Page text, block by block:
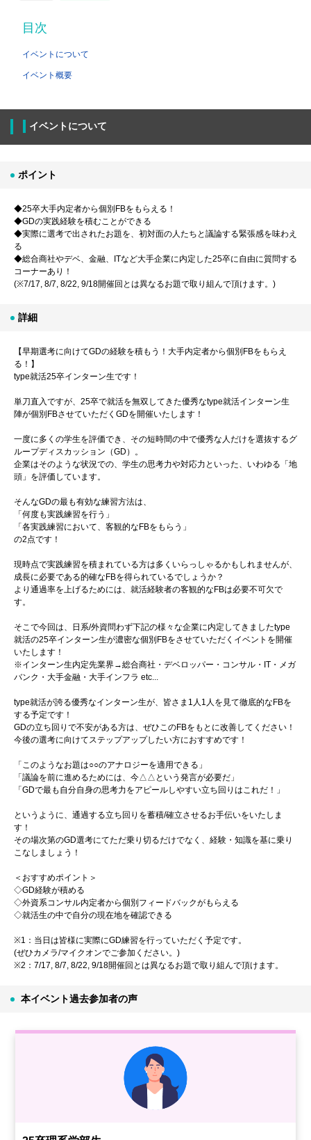
目次
イベントについて
イベント概要
イベントについて
ポイント
◆25卒大手内定者から個別FBをもらえる！
◆GDの実践経験を積むことができる
◆実際に選考で出されたお題を、初対面の人たちと議論する緊張感を味わえ
る
◆総合商社やデベ、金融、ITなど大手企業に内定した25卒に自由に質問する
コーナーあり！
(※7/17, 8/7, 8/22, 9/18開催回とは異なるお題で取り組んで頂けます。)
詳細
【早期選考に向けてGDの経験を積もう！大手内定者から個別FBをもらえ
る！】
type就活25卒インターン生です！
単刀直入ですが、25卒で就活を無双してきた優秀なtype就活インターン生
陣が個別FBさせていただくGDを開催いたします！
一度に多くの学生を評価でき、その短時間の中で優秀な人だけを選抜するグ
ループディスカッション（GD）。
企業はそのような状況での、学生の思考力や対応力といった、いわゆる「地
頭」を評価しています。
そんなGDの最も有効な練習方法は、
「何度も実践練習を行う」
「各実践練習において、客観的なFBをもらう」
の2点です！
現時点で実践練習を積まれている方は多くいらっしゃるかもしれませんが、
成長に必要である的確なFBを得られているでしょうか？
より通過率を上げるためには、就活経験者の客観的なFBは必要不可欠で
す。
そこで今回は、日系/外資問わず下記の様々な企業に内定してきましたtype
就活の25卒インターン生が濃密な個別FBをさせていただくイベントを開催
いたします！
※インターン生内定先業界→総合商社・デベロッパー・コンサル・IT・メガ
バンク・大手金融・大手インフラ etc...
type就活が誇る優秀なインターン生が、皆さま1人1人を見て徹底的なFBを
する予定です！
GDの立ち回りで不安がある方は、ぜひこのFBをもとに改善してください！
今後の選考に向けてステップアップしたい方におすすめです！
「このようなお題は○○のアナロジーを適用できる」
「議論を前に進めるためには、今△△という発言が必要だ」
「GDで最も自分自身の思考力をアピールしやすい立ち回りはこれだ！」
というように、通過する立ち回りを蓄積/確立させるお手伝いをいたしま
す！
その場次第のGD選考にてただ乗り切るだけでなく、経験・知識を基に乗り
こなしましょう！
＜おすすめポイント＞
◇GD経験が積める
◇外資系コンサル内定者から個別フィードバックがもらえる
◇就活生の中で自分の現在地を確認できる
※1：当日は皆様に実際にGD練習を行っていただく予定です。
(ぜひカメラ/マイクオンでご参加ください。)
※2：7/17, 8/7, 8/22, 9/18開催回とは異なるお題で取り組んで頂けます。
本イベント過去参加者の声